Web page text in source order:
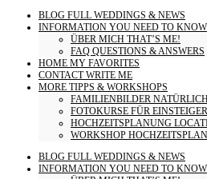
BLOG FULL WEDDINGS & NEWS
INFORMATION YOU NEED TO KNOW
ÜBER MICH THAT’S ME!
FAQ QUESTIONS & ANSWERS
HOME MY FAVORITES
CONTACTWRITE ME
MORE TIPPS & WORKSHOPS
FAMILIENBILDER
FOTOKURSE FÜR EINSTEIGER
HOCHZEITSPLANUNG
WORKSHOP
BLOG FULL WEDDINGS & NEWS
INFORMATION YOU NEED TO KNOW